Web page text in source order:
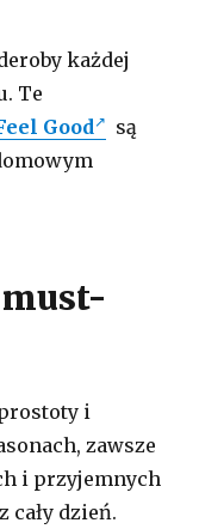
każdej
Te
Good
są
i
zawsze
i przyjemnych
cały dzień.